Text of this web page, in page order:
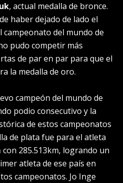
, actual medalla de bronce.
haber dejado de lado el
del mundo de
pudo competir más
de par en par para que el
la medalla de oro.
campeón del mundo de
podio consecutivo y la
de estos campeonatos
de plata fue para el atleta
con 285.513km, logrando un
atleta de ese país en
campeonatos. Jo Inge